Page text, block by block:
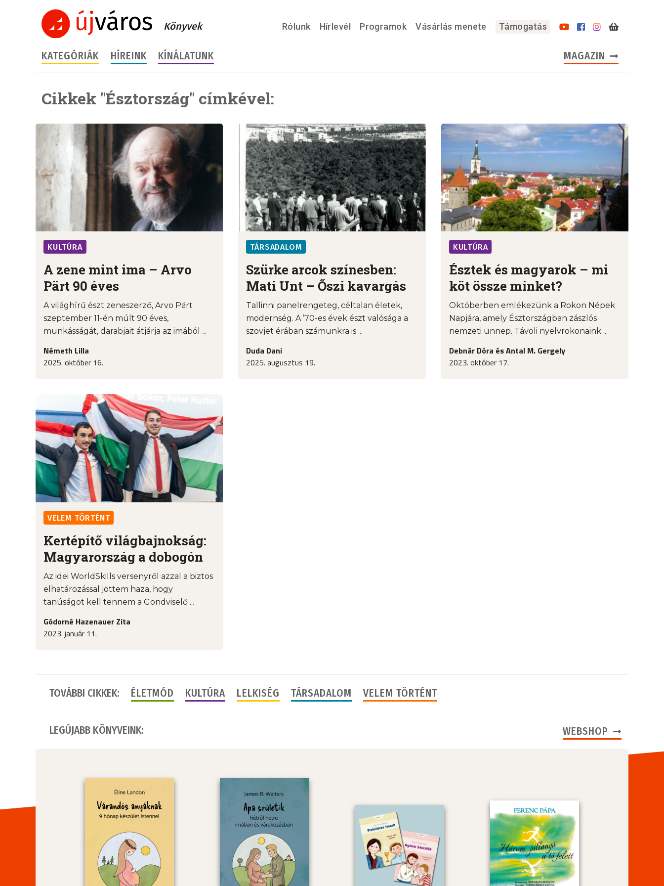
Könyvek Rólunk Hírlevél Programok Vásárlás menete Támogatás
KATEGÓRIÁK HÍREINK KÍNÁLATUNK MAGAZIN
Cikkek "Észtország" címkével:
KULTÚRA
A zene mint ima – Arvo
Pärt 90 éves
A világhírű észt zeneszerző, Arvo Pärt
szeptember 11-én múlt 90 éves,
munkásságát, darabjait átjárja az imából ...
Németh Lilla
2025. október 16.
TÁRSADALOM
Szürke arcok színesben:
Mati Unt – Őszi kavargás
Tallinni panelrengeteg, céltalan életek,
modernség. A ’70-es évek észt valósága a
szovjet érában számunkra is ...
Duda Dani
2025. augusztus 19.
KULTÚRA
Észtek és magyarok – mi
köt össze minket?
Októberben emlékezünk a Rokon Népek
Napjára, amely Észtországban zászlós
nemzeti ünnep. Távoli nyelvrokonaink ...
Debnár Dóra és Antal M. Gergely
2023. október 17.
VELEM TÖRTÉNT
Kertépítő világbajnokság:
Magyarország a dobogón
Az idei WorldSkills versenyről azzal a biztos
elhatározással jöttem haza, hogy
tanúságot kell tennem a Gondviselő ...
Gódorné Hazenauer Zita
2023. január 11.
TOVÁBBI CIKKEK: ÉLETMÓD KULTÚRA LELKISÉG TÁRSADALOM VELEM TÖRTÉNT
LEGÚJABB KÖNYVEINK: WEBSHOP